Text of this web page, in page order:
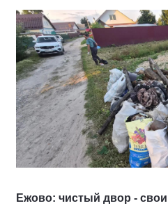
Ежово: чистый двор -